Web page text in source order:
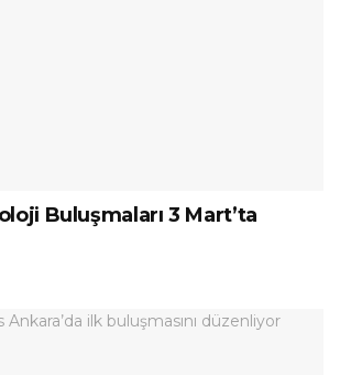
Buluşmaları 3 Mart’ta